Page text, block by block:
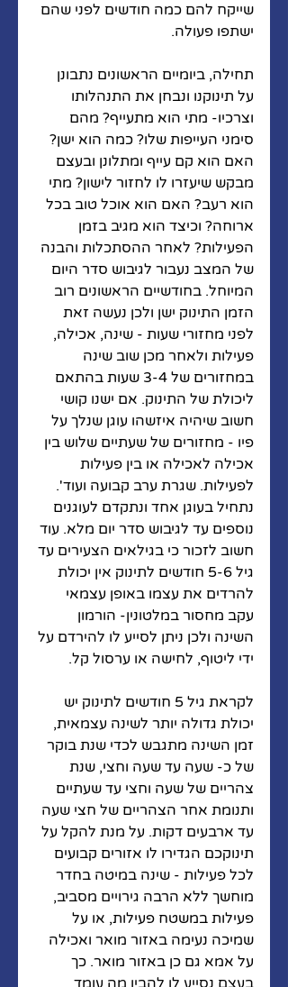
שייקח להם כמה חודשים לפני שהם
ישתפו פעולה.
תחילה, ביומיים הראשונים נתבונן
על תינוקנו ונבחן את התנהלותו
וצרכיו- מתי הוא מתעייף? מהם
סימני העייפות שלו? כמה הוא ישן?
האם הוא קם עייף ומתלונן ובעצם
מבקש שיעזרו לו לחזור לישון? מתי
הוא רעב? האם הוא אוכל טוב בכל
ארוחה? וכיצד הוא מגיב בזמן
הפעילות? לאחר ההסתכלות והבנה
של המצב נעבור לגיבוש סדר היום
המיוחל. בחודשיים הראשונים רוב
הזמן התינוק ישן ולכן נעשה זאת
לפני מחזורי שעות - שינה, אכילה,
פעילות ולאחר מכן שוב שינה
במחזורים של 3-4 שעות בהתאם
ליכולת של התינוק. אם ישנו קושי
חשוב שיהיה איזשהו עוגן שנלך על
פיו - מחזורים של שעתיים שלוש בין
אכילה לאכילה או בין פעילות
לפעילות. שגרת ערב קבועה ועוד'.
נתחיל בעוגן אחד ונתקדם לעוגנים
נוספים עד לגיבוש סדר יום מלא. עוד
חשוב לזכור כי בגילאים הצעירים עד
גיל 5-6 חודשים לתינוק אין יכולת
להרדים את עצמו באופן עצמאי
עקב מחסור במלטונין- הורמון
השינה ולכן ניתן לסייע לו להירדם על
ידי ליטוף, לחישה או ערסול קל.
לקראת גיל 5 חודשים לתינוק יש
יכולת גדולה יותר לשינה עצמאית,
זמן השינה מתגבש לכדי שנת בוקר
של כ- שעה עד שעה וחצי, שנת
צהריים של שעה וחצי עד שעתיים
ותנומת אחר הצהריים של חצי שעה
עד ארבעים דקות. על מנת להקל על
תינוקכם הגדירו לו אזורים קבועים
לכל פעילות - שינה במיטה בחדר
מוחשך ללא הרבה גירויים מסביב,
פעילות במשטח פעילות, או על
שמיכה נעימה באזור מואר ואכילה
על אמא גם כן באזור מואר. כך